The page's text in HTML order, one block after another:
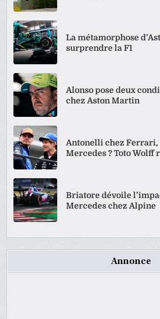
La métamorphose
surprendre la F1
Alonso pose deux
chez Aston Martin
Antonelli chez Ferrari,
Mercedes ? Toto Wolff
Briatore dévoile
Mercedes chez Alpine
Annonce